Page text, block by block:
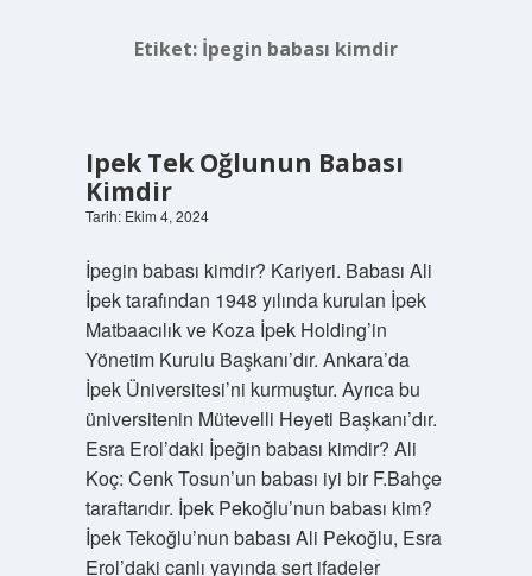
Etiket: İpegin babası kimdir
Ipek Tek Oğlunun Babası
Kimdir
Tarih: Ekim 4, 2024
İpegin babası kimdir? Kariyeri. Babası Ali
İpek tarafından 1948 yılında kurulan İpek
Matbaacılık ve Koza İpek Holding’in
Yönetim Kurulu Başkanı’dır. Ankara’da
İpek Üniversitesi’ni kurmuştur. Ayrıca bu
üniversitenin Mütevelli Heyeti Başkanı’dır.
Esra Erol’daki İpeğin babası kimdir? Ali
Koç: Cenk Tosun’un babası iyi bir F.Bahçe
taraftarıdır. İpek Pekoğlu’nun babası kim?
İpek Tekoğlu’nun babası Ali Pekoğlu, Esra
Erol’daki canlı yayında sert ifadeler